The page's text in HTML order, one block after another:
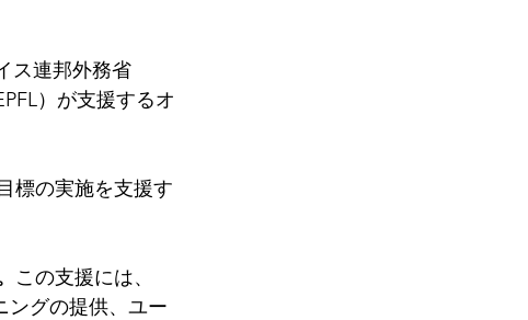
ス連邦外務省
）が支援するオ
標の実施を支援す
この支援には、
ングの提供、ユー